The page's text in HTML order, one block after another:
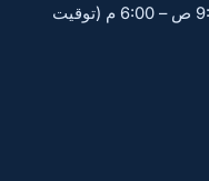
🕘 ساعات العمل: السبت–الخميس، 9:00 ص – 6:00 م (توقيت